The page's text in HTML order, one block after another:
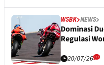
WSBK NEWS
Dominasi
Regulasi
20/07/26